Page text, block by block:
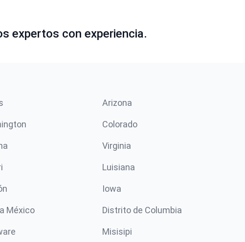
expertos con experiencia.
Arizona
Colorado
Virginia
Luisiana
Iowa
México Distrito de Columbia
Misisipi